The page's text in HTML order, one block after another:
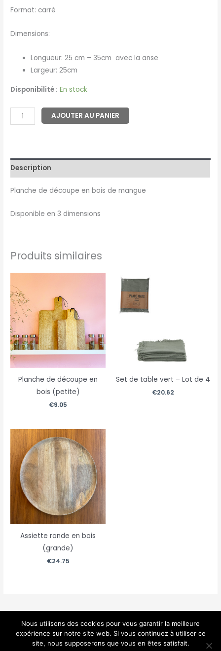
Format: carré
Dimensions:
Longueur: 25 cm – 35cm avec la anse
Largeur: 25cm
Disponibilité : En stock
AJOUTER AU PANIER
Description
Planche de découpe en bois de mangue
Disponible en 3 dimensions
Produits similaires
Planche de découpe en
bois (petite)
€9.05
Set de table vert – Lot de 4
€20.62
Assiette ronde en bois
(grande)
€24.75
Accueil Nos articles Panier Contact
Nous utilisons des cookies pour vous garantir la meilleure
expérience sur notre site web. Si vous continuez à utiliser ce
site, nous supposerons que vous en êtes satisfait.